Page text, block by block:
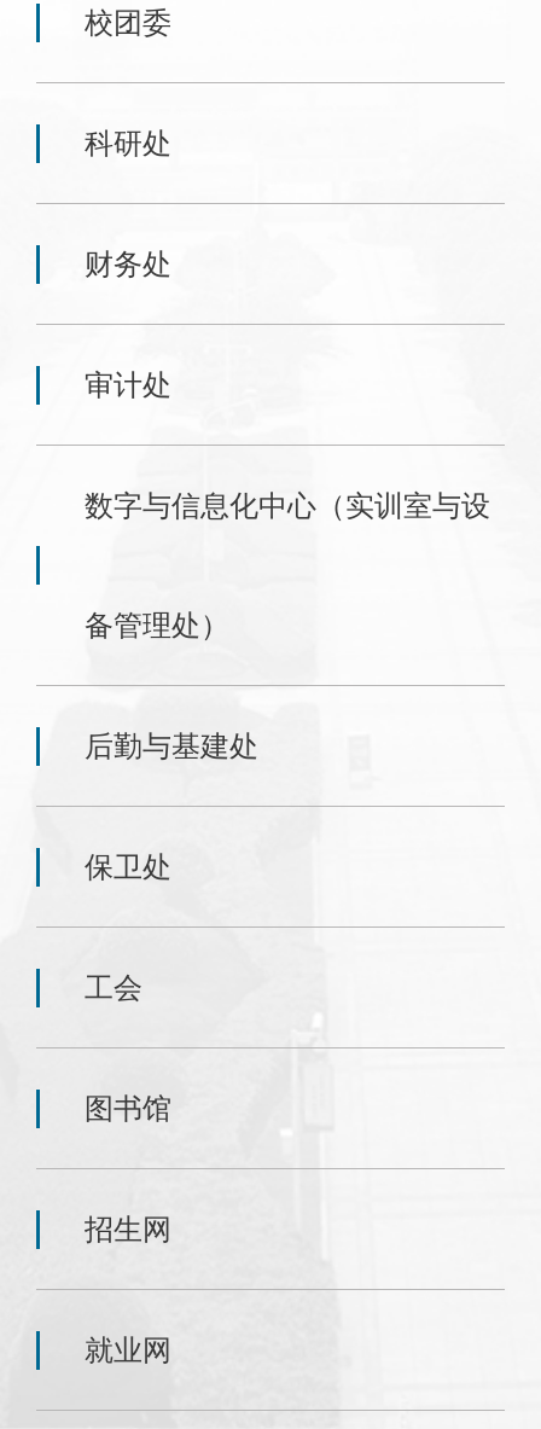
校团委
科研处
财务处
审计处
数字与信息化中心（实训室与设
备管理处）
后勤与基建处
保卫处
工会
图书馆
招生网
就业网